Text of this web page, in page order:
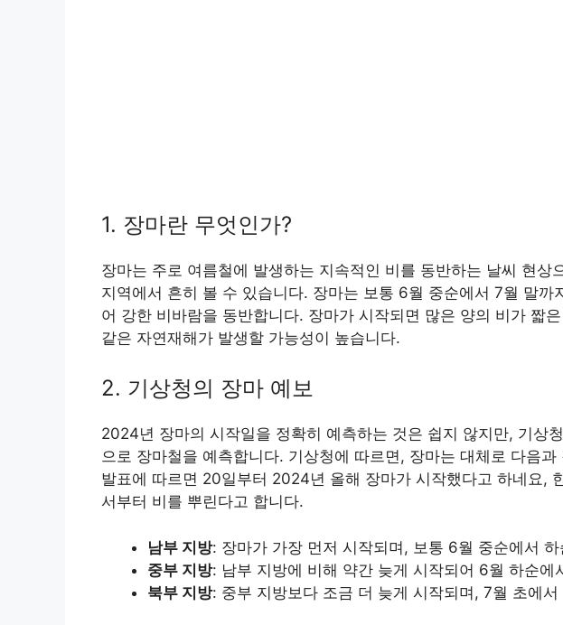
1. 장마란 무엇인가?
장마는 주로 여름철에 발생하는 지속적인 비를 동반하는 날씨 현상
지역에서 흔히 볼 수 있습니다. 장마는 보통 6월 중순에서 7월 말까
어 강한 비바람을 동반합니다. 장마가 시작되면 많은 양의 비가 짧
같은 자연재해가 발생할 가능성이 높습니다.
2. 기상청의 장마 예보
2024년 장마의 시작일을 정확히 예측하는 것은 쉽지 않지만, 기상
으로 장마철을 예측합니다. 기상청에 따르면, 장마는 대체로 다음
발표에 따르면 20일부터 2024년 올해 장마가 시작했다고 하네요,
서부터 비를 뿌린다고 합니다.
남부 지방: 장마가 가장 먼저 시작되며, 보통 6월 중순에서
중부 지방: 남부 지방에 비해 약간 늦게 시작되어 6월 하순에
북부 지방: 중부 지방보다 조금 더 늦게 시작되며, 7월 초에